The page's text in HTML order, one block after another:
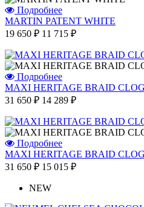
Подробнее
MARTIN PATENT WHITE
19 650 ₽ 11 715 ₽
Подробнее
MAXI HERITAGE BRAID
31 650 ₽ 14 289 ₽
Подробнее
MAXI HERITAGE BRAID
31 650 ₽ 15 015 ₽
NEW